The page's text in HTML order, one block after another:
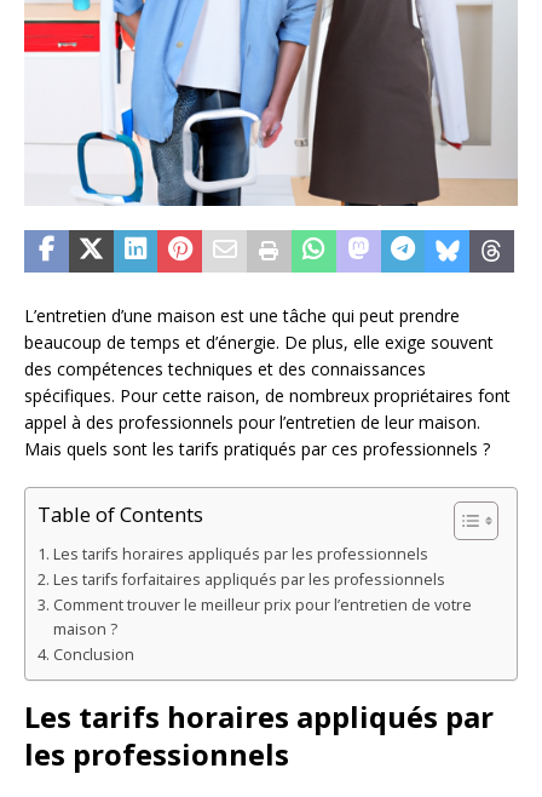
L’entretien d’une maison est une tâche qui peut prendre
beaucoup de temps et d’énergie. De plus, elle exige souvent
des compétences techniques et des connaissances
spécifiques. Pour cette raison, de nombreux propriétaires font
appel à des professionnels pour l’entretien de leur maison.
Mais quels sont les tarifs pratiqués par ces professionnels ?
Table of Contents
Les tarifs horaires appliqués par les professionnels
Les tarifs forfaitaires appliqués par les professionnels
Comment trouver le meilleur prix pour l’entretien de votre
maison ?
Conclusion
Les tarifs horaires appliqués par
les professionnels